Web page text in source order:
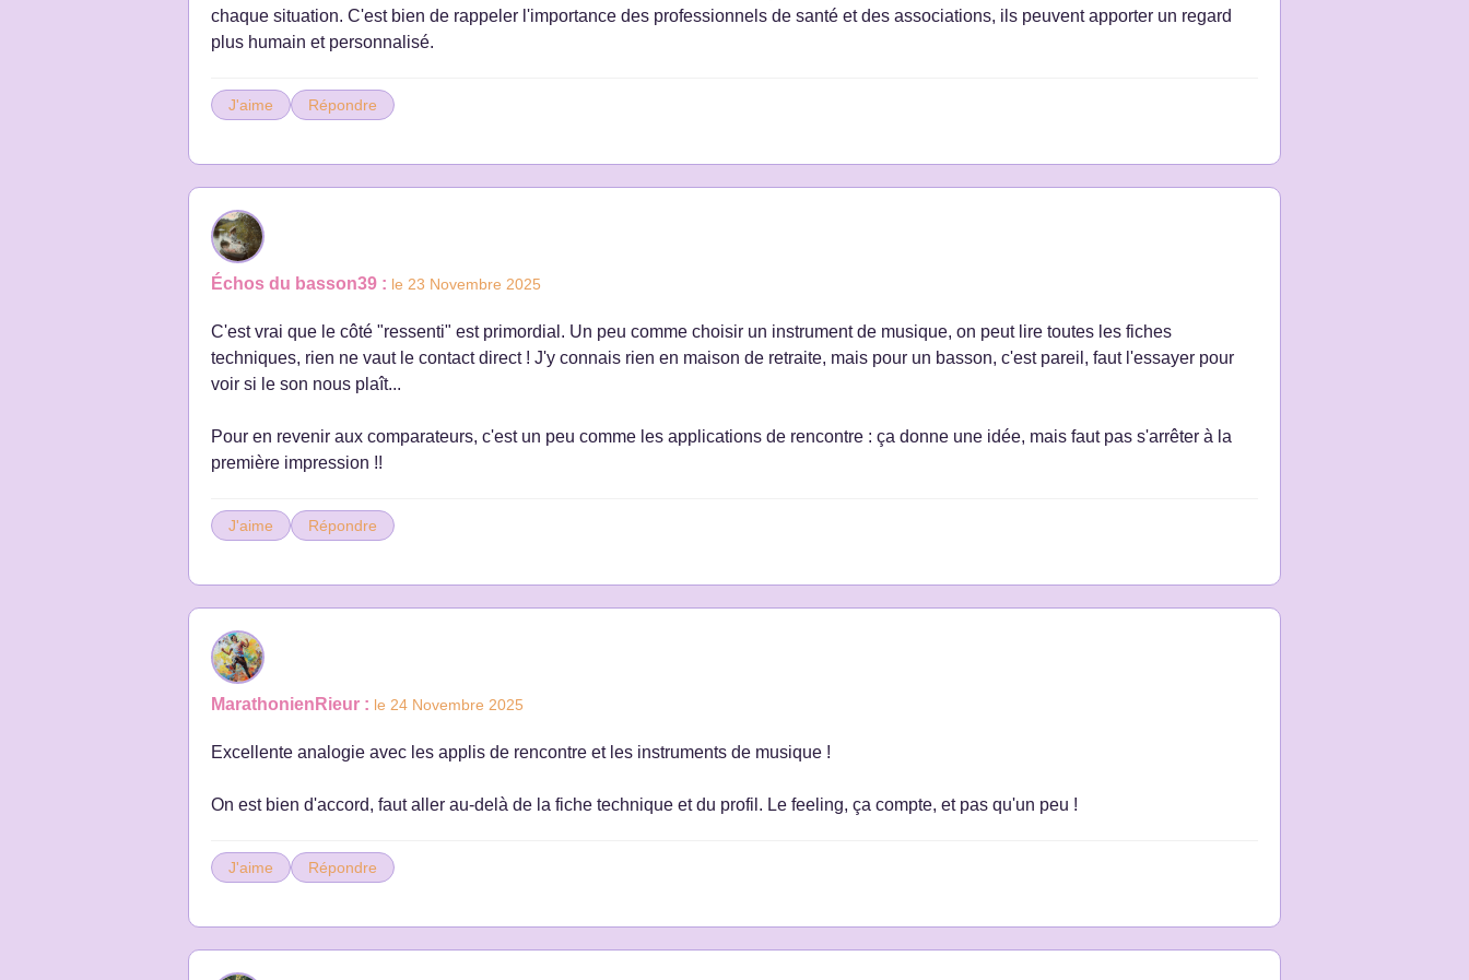
chaque situation. C'est bien de rappeler l'importance des professionnels de santé et des associations, ils peuvent apporter un regard
plus humain et personnalisé.
J'aime Répondre
Échos du basson39 : le 23 Novembre 2025
C'est vrai que le côté "ressenti" est primordial. Un peu comme choisir un instrument de musique, on peut lire toutes les fiches
techniques, rien ne vaut le contact direct ! J'y connais rien en maison de retraite, mais pour un basson, c'est pareil, faut l'essayer pour
voir si le son nous plaît...
Pour en revenir aux comparateurs, c'est un peu comme les applications de rencontre : ça donne une idée, mais faut pas s'arrêter à la
première impression !!
J'aime Répondre
MarathonienRieur : le 24 Novembre 2025
Excellente analogie avec les applis de rencontre et les instruments de musique !
On est bien d'accord, faut aller au-delà de la fiche technique et du profil. Le feeling, ça compte, et pas qu'un peu !
J'aime Répondre